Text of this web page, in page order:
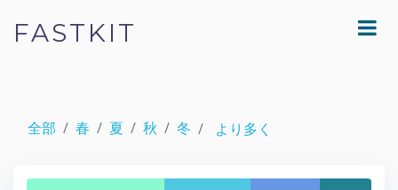
FASTKIT
全部 春 夏 秋 冬 より多く